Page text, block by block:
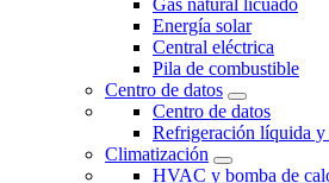
Gas natural licuado
Energía solar
Central eléctrica
Pila de combustible
Centro de datos
Centro de datos
Refrigeración líquida
Climatización
HVAC y bomba de